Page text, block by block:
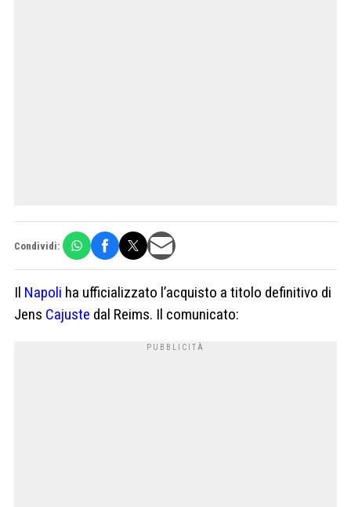
Condividi:
Il Napoli ha ufficializzato l’acquisto a titolo definitivo di
Jens Cajuste dal Reims. Il comunicato: